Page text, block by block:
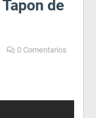
de
0 Comentarios